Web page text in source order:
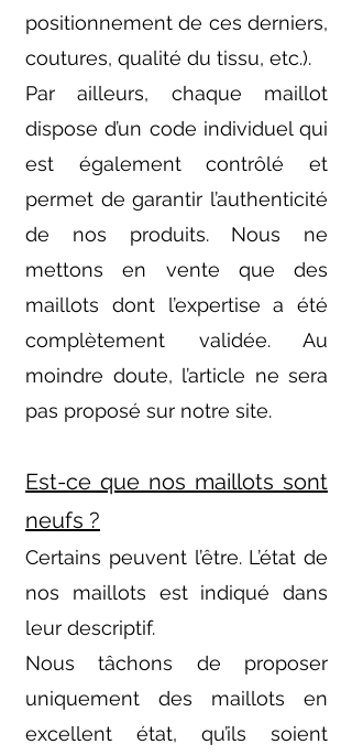
positionnement de ces derniers,
coutures, qualité du tissu, etc.).
Par ailleurs, chaque maillot
dispose d’un code individuel qui
est également contrôlé et
permet de garantir l’authenticité
de nos produits. Nous ne
mettons en vente que des
maillots dont l’expertise a été
complètement validée. Au
moindre doute, l’article ne sera
pas proposé sur notre site.
Est-ce que nos maillots sont
neufs ?
Certains peuvent l’être. L’état de
nos maillots est indiqué dans
leur descriptif.
Nous tâchons de proposer
uniquement des maillots en
excellent état, qu’ils soient